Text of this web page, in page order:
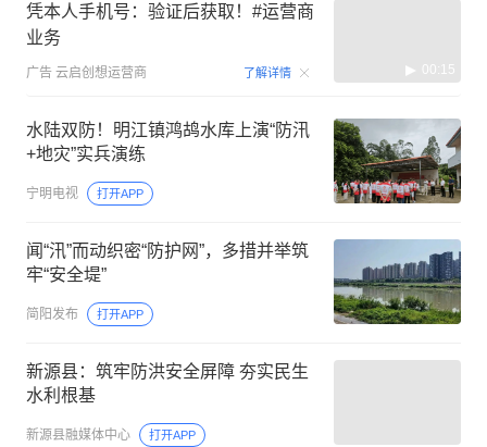
凭本人手机号：验证后获取！#运营商
业务
广告 云启创想运营商 了解详情 00:15
水陆双防！明江镇鸿鸪水库上演“防汛
+地灾”实兵演练
宁明电视 打开APP
闻“汛”而动织密“防护网”，多措并举筑
牢“安全堤”
简阳发布 打开APP
新源县：筑牢防洪安全屏障 夯实民生
水利根基
新源县融媒体中心 打开APP